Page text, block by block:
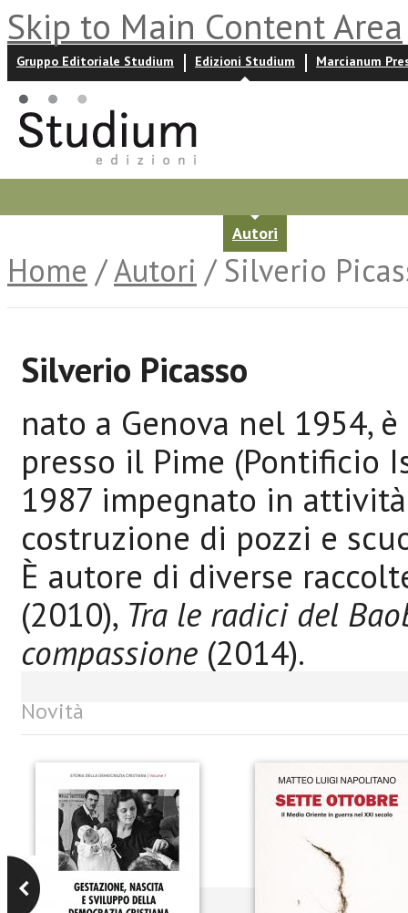
Skip to Main Content Area
Gruppo Editoriale Studium Edizioni Studium Marcianum
Autori
Home /Autori / Silverio
Silverio Picasso
nato a Genova nel 1954,
presso il Pime (Pontificio
1987 impegnato in
costruzione di pozzi e
È autore di diverse
(2010), Tra le radici del
compassione (2014).
Novità